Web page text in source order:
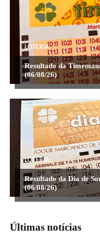
LOTERIA
Resultado da
(06/08/26)
LOTERIA
Resultado da Dia de
(06/08/26)
Últimas notícias